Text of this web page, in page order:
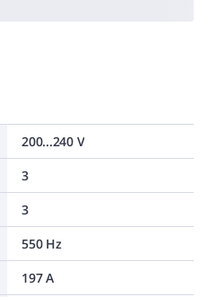
200...240 V
3
3
550 Hz
197 A